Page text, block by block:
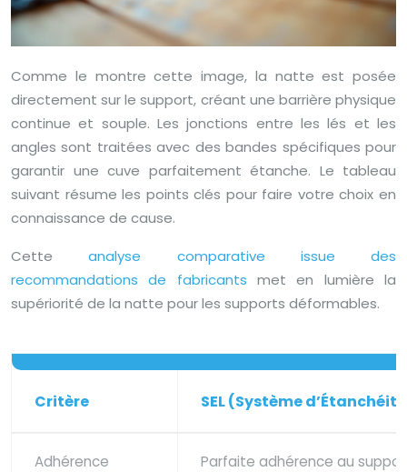
Comme le montre cette image, la natte est posée
directement sur le support, créant une barrière physique
continue et souple. Les jonctions entre les lés et les
angles sont traitées avec des bandes spécifiques pour
garantir une cuve parfaitement étanche. Le tableau
suivant résume les points clés pour faire votre choix en
connaissance de cause.
Cetteanalyse comparative issue des
recommandations de fabricants met en lumière la
supériorité de la natte pour les supports déformables.
Critère SEL (Système
Adhérence Parfaite adhérence au